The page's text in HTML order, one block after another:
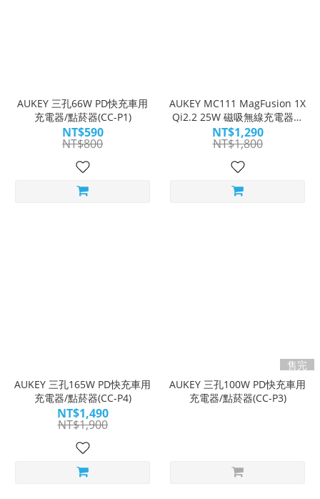
AUKEY 三孔66W PD快充車用
充電器/點菸器(CC-P1)
NT$590
NT$800
AUKEY MC111 MagFusion 1X
Qi2.2 25W 磁吸無線充電器｜
疾速充電，極簡有型
NT$1,290
NT$1,800
AUKEY 三孔165W PD快充車用
充電器/點菸器(CC-P4)
NT$1,490
NT$1,900
售完
AUKEY 三孔100W PD快充車用
充電器/點菸器(CC-P3)